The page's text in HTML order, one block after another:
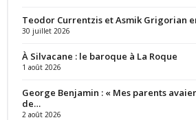
Teodor Currentzis et Asmik Grigorian
30 juillet 2026
À Silvacane : le baroque à La Roque
1 août 2026
George Benjamin : « Mes parents
de…
2 août 2026